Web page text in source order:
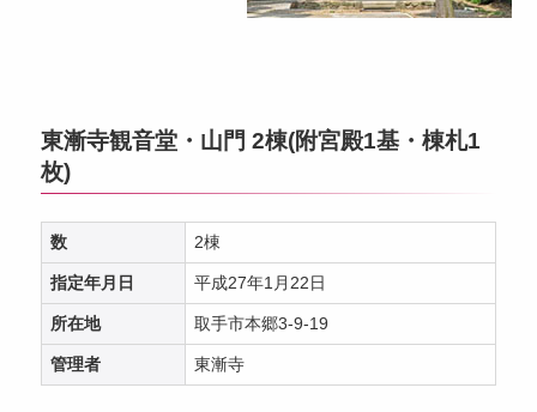
東漸寺観音堂・山門 2棟(附宮殿1基・棟札1
枚)
数 2棟
指定年月日 平成27年1月22日
所在地 取手市本郷3-9-19
管理者 東漸寺